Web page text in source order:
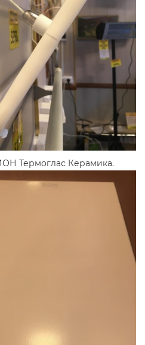
Термоглас Керамика.